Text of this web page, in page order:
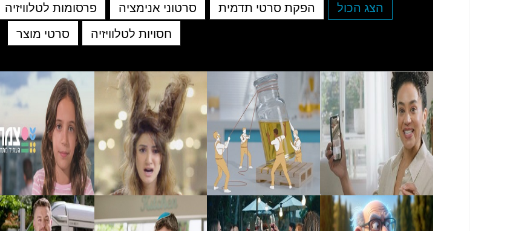
הצג הכול הפקת סרטי תדמית סרטוני אנימציה פרסומות לטלוויזיה
חסויות לטלוויזיה
סרטי מוצר